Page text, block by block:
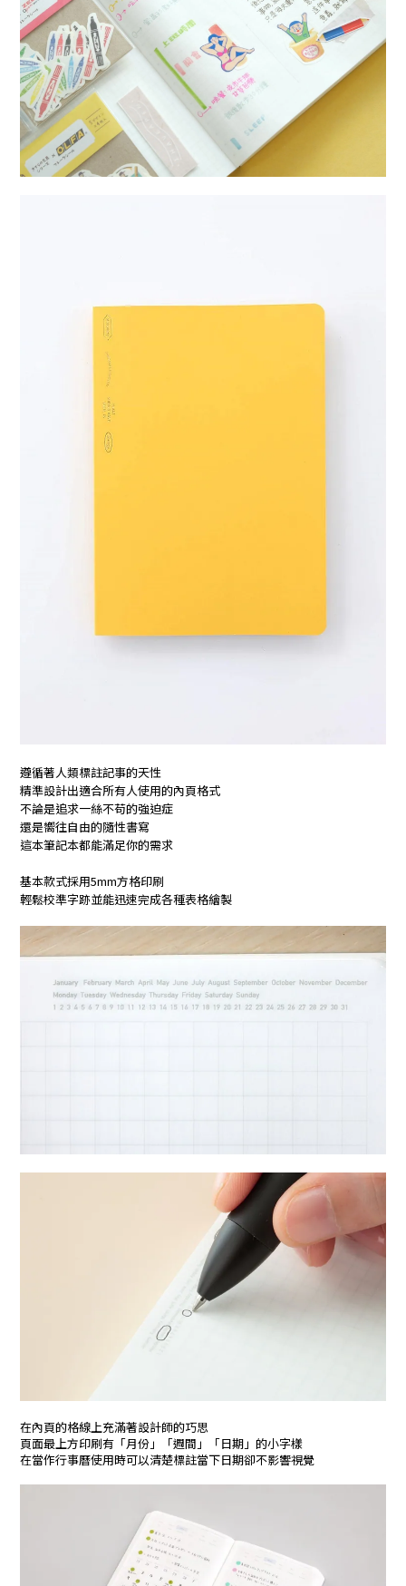
遵循著人類標註記事的天性
精準設計出適合所有人使用的內頁格式
不論是追求一絲不苟的強迫症
還是嚮往自由的隨性書寫
這本筆記本都能滿足你的需求
基本款式採用5mm方格印刷
輕鬆校準字跡並能迅速完成各種表格繪製
在內頁的格線上充滿著設計師的巧思
頁面最上方印刷有「月份」「週間」「日期」的小字樣
在當作行事曆使用時可以清楚標註當下日期卻不影響視覺